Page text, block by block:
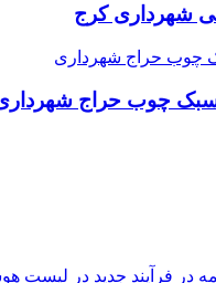
شهرداری کرج
سبک چوب حراج